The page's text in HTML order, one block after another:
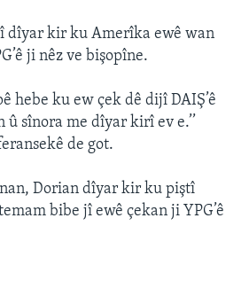
dîyar kir ku Amerîka ewê wan
ji nêz ve bişopîne.
hebe ku ew çek dê dijî DAIŞ’ê
sînora me dîyar kirî ev e.’’
de got.
Dorian dîyar kir ku piştî
bibe jî ewê çekan ji YPG’ê